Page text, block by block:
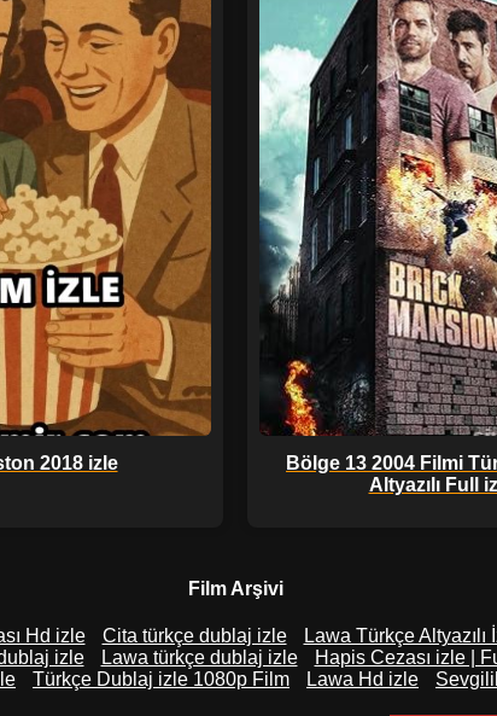
2018 izle
Bölge 13 2004 Filmi
Altyazılı Full
Film Arşivi
Hd izle Cita türkçe dublaj izle Lawa Türkçe Altyazılı
izle Lawa türkçe dublaj izle Hapis Cezası izle |
Türkçe Dublaj izle 1080p Film Lawa Hd izle